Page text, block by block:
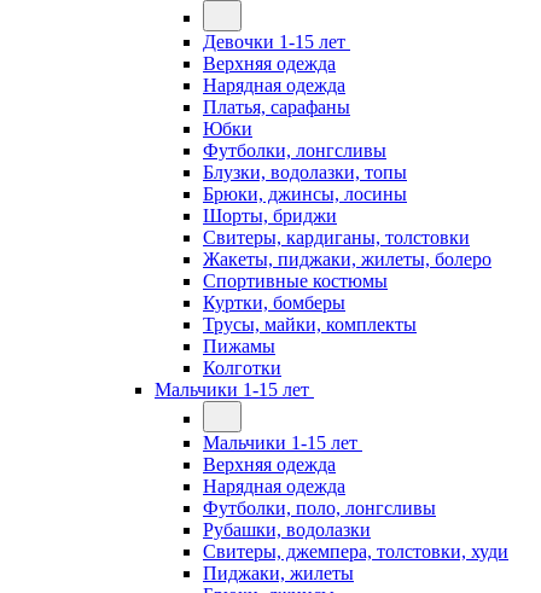
Девочки 1-15 лет
Верхняя одежда
Нарядная одежда
Платья, сарафаны
Юбки
Футболки, лонгсливы
Блузки, водолазки, топы
Брюки, джинсы, лосины
Шорты, бриджи
Свитеры, кардиганы, толстовки
Жакеты, пиджаки, жилеты, болеро
Спортивные костюмы
Куртки, бомберы
Трусы, майки, комплекты
Пижамы
Колготки
Мальчики 1-15 лет
Мальчики 1-15 лет
Верхняя одежда
Нарядная одежда
Футболки, поло, лонгсливы
Рубашки, водолазки
Свитеры, джемпера, толстовки, худи
Пиджаки, жилеты